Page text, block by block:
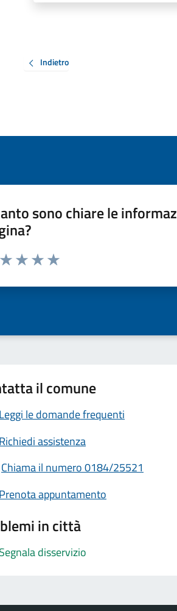
Indietro
sono chiare le
da 1 a 5 stelle la pagina
il comune
Leggi le domande frequenti
Richiedi assistenza
Chiama il numero 0184/25521
Prenota appuntamento
in città
Segnala disservizio